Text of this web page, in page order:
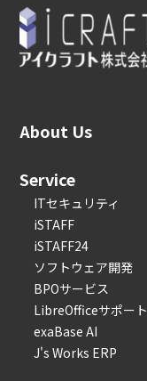
About Us
Service
ITセキュリティ
iSTAFF
iSTAFF24
ソフトウェア開発
BPOサービス
LibreOfficeサポート
exaBase AI
J's Works ERP